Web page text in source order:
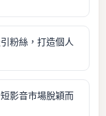
粉絲，打造個人
影音市場脫穎而